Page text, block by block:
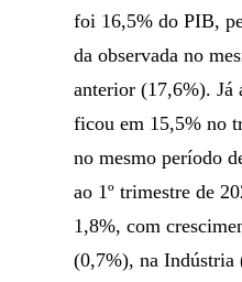
foi 16,5% do PIB,
da observada no
anterior (17,6%). Já
ficou em 15,5% no
no mesmo período
ao 1º trimestre de
1,8%, com
(0,7%), na Indústria